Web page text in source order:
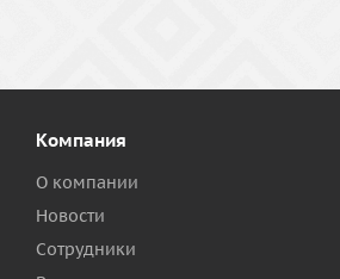
Компания
О компании
Новости
Сотрудники